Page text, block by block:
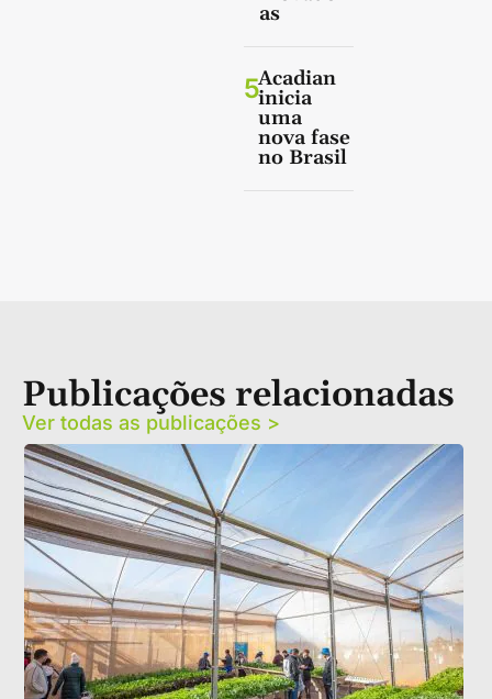
as
5Acadian
inicia
uma
nova fase
no Brasil
Publicações relacionadas
Ver todas as publicações >